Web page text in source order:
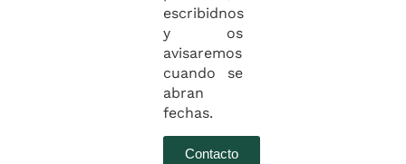
escribidnos
y os
avisaremos
cuando se
abran
fechas.
Contacto